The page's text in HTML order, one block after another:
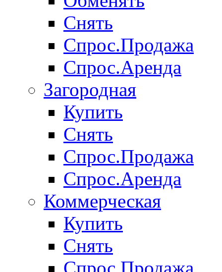
Снять
Спрос.Продажа
Спрос.Аренда
Загородная
Купить
Снять
Спрос.Продажа
Спрос.Аренда
Коммерческая
Купить
Снять
Спрос.Продажа